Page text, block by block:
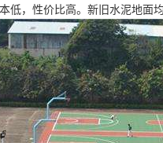
低，性价比高。新旧水泥地面